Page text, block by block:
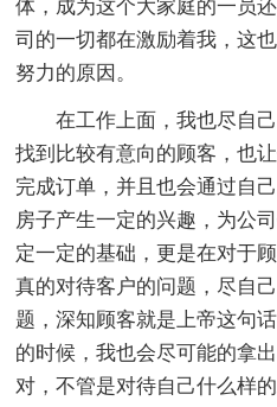
体，成为这个大家庭的一员
司的一切都在激励着我，这
努力的原因。
在工作上面，我也尽自
找到比较有意向的顾客，也
完成订单，并且也会通过自
房子产生一定的兴趣，为公
定一定的基础，更是在对于
真的对待客户的问题，尽自
题，深知顾客就是上帝这句
的时候，我也会尽可能的拿
对，不管是对待自己什么样